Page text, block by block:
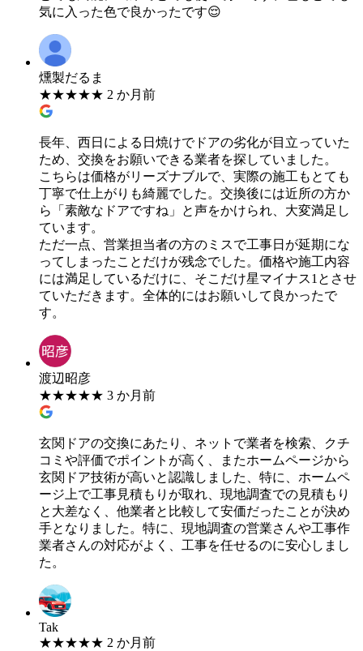
気に入った色で良かったです😌
燻製だるま
★★★★★ 2 か月前
長年、西日による日焼けでドアの劣化が目立っていた
ため、交換をお願いできる業者を探していました。
​こちらは価格がリーズナブルで、実際の施工もとても
丁寧で仕上がりも綺麗でした。交換後には近所の方か
ら「素敵なドアですね」と声をかけられ、大変満足し
ています。
​ただ一点、営業担当者の方のミスで工事日が延期にな
ってしまったことだけが残念でした。価格や施工内容
には満足しているだけに、そこだけ星マイナス1とさせ
ていただきます。全体的にはお願いして良かったで
す。
渡辺昭彦
★★★★★ 3 か月前
玄関ドアの交換にあたり、ネットで業者を検索、クチ
コミや評価でポイントが高く、またホームページから
玄関ドア技術が高いと認識しました、特に、ホームペ
ージ上で工事見積もりが取れ、現地調査での見積もり
と大差なく、他業者と比較して安価だったことが決め
手となりました。特に、現地調査の営業さんや工事作
業者さんの対応がよく、工事を任せるのに安心しまし
た。
Tak
★★★★★ 2 か月前